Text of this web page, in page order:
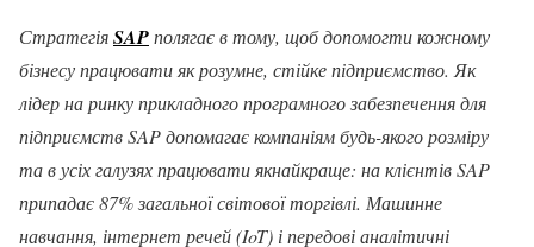
СтратегіяSAPполягає в тому, щоб допомогти кожному
бізнесу працювати як розумне, стійке підприємство. Як
лідер на ринку прикладного програмного забезпечення для
підприємств SAP допомагає компаніям будь-якого розміру
та в усіх галузях працювати якнайкраще: на клієнтів SAP
припадає 87% загальної світової торгівлі. Машинне
навчання, інтернет речей (IoT) і передові аналітичні